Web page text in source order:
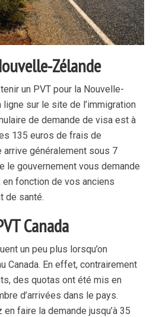
Zélande
un PVT pour la Nouvelle-
sur le site de l’immigration
de demande de visa est à
135 euros de frais de
arrive généralement sous 7
le gouvernement vous demande
fonction de vos anciens
de santé.
Canada
un peu plus lorsqu’on
Canada. En effet, contrairement
des quotas ont été mis en
d’arrivées dans le pays.
faire la demande jusqu’à 35